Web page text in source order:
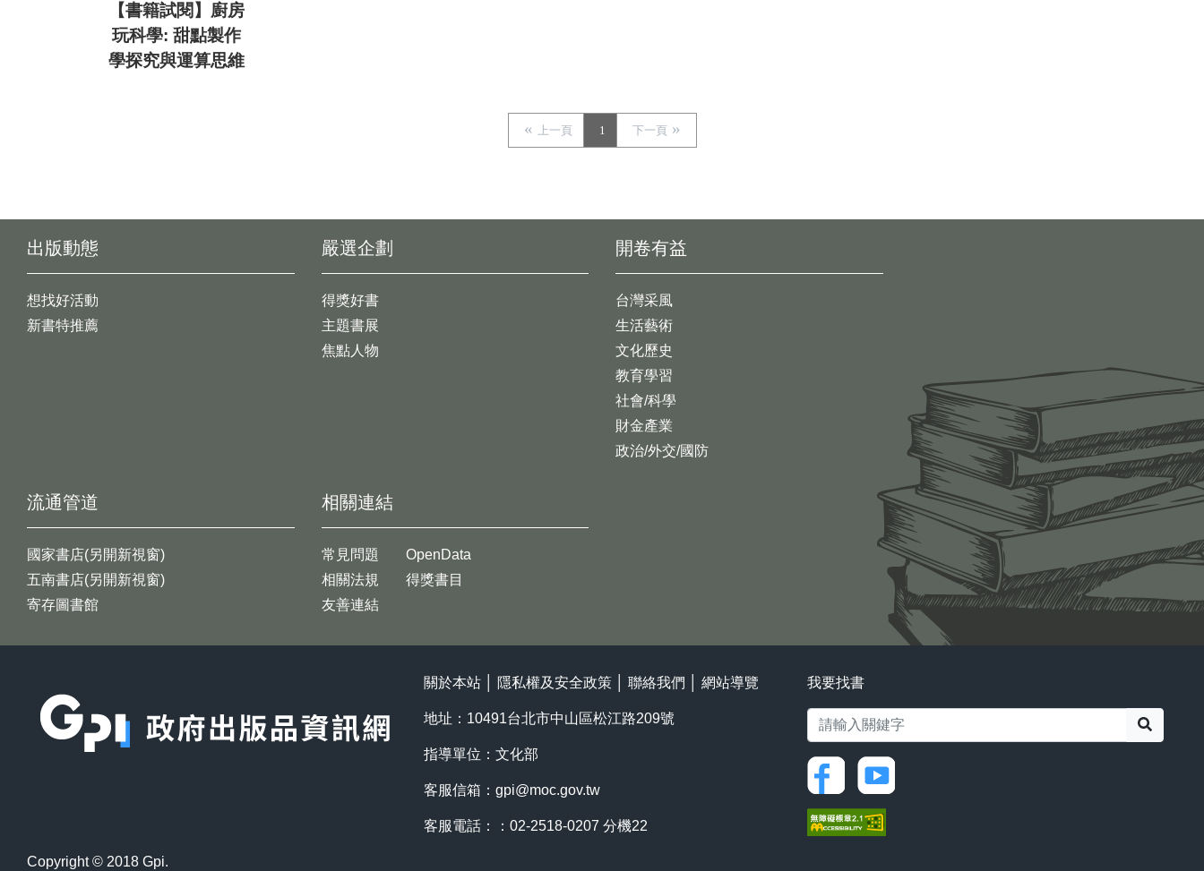
【書籍試閱】廚房
玩科學: 甜點製作
學探究與運算思維
上一頁 1 下一頁
出版動態
想找好活動
新書特推薦
開卷有益
台灣采風
生活藝術
文化歷史
教育學習
社會/科學
財金產業
政治/外交/國防
嚴選企劃
得獎好書
主題書展
焦點人物
流通管道
國家書店(另開新視窗)
五南書店(另開新視窗)
寄存圖書館
相關連結
常見問題
相關法規
友善連結
OpenData
得獎書目
關於本站 隱私權及安全政策 聯絡我們 網站導覽
地址：10491台北市中山區松江路209號
指導單位：文化部
客服信箱： gpi@moc.gov.tw
客服電話：：02-2518-0207 分機22
我要找書
Copyright © 2018 Gpi.